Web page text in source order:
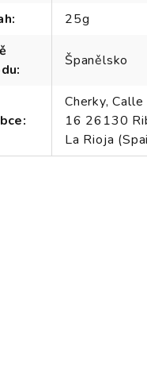
:
25g
:
Španělsko
:
Cherky, Calle
16 26130
La Rioja